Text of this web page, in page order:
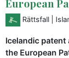
European
Rättsfall |
Icelandic
the European